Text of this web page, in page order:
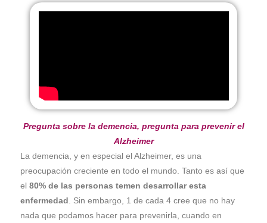
Pregunta sobre la demencia, pregunta para prevenir el
Alzheimer
La demencia, y en especial el Alzheimer, es una
preocupación creciente en todo el mundo. Tanto es así que
el 80% de las personas temen desarrollar esta
enfermedad . Sin embargo, 1 de cada 4 cree que no hay
nada que podamos hacer para prevenirla, cuando en